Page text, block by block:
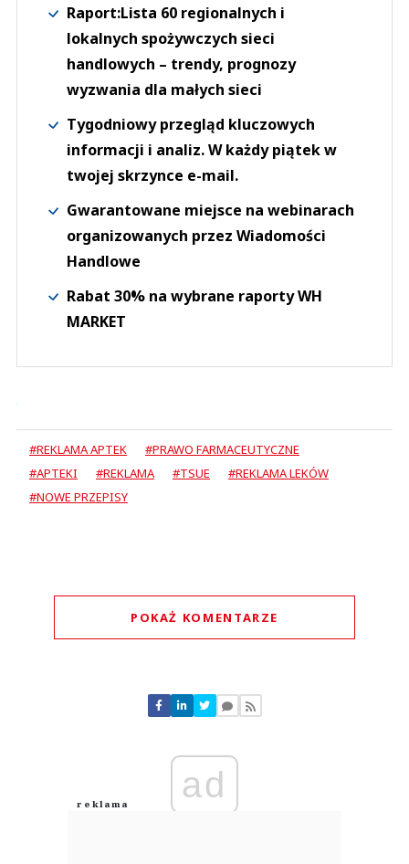
Raport:Lista 60 regionalnych i
lokalnych spożywczych sieci
handlowych – trendy, prognozy
wyzwania dla małych sieci
Tygodniowy przegląd kluczowych
informacji i analiz. W każdy piątek w
twojej skrzynce e-mail.
Gwarantowane miejsce na webinarach
organizowanych przez Wiadomości
Handlowe
Rabat 30% na wybrane raporty WH
MARKET
#REKLAMA APTEK
#PRAWO FARMACEUTYCZNE
#APTEKI
#REKLAMA #TSUE
#REKLAMA LEKÓW
#NOWE PRZEPISY
POKAŻ KOMENTARZE
Nie znaleziono komentarzy
Zostaw swoje komentarze
Anuluj
ad